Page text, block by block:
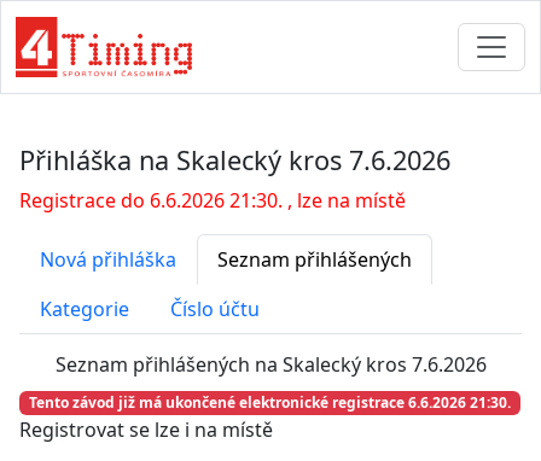
Přihláška na Skalecký kros 7.6.2026
Registrace do 6.6.2026 21:30. , lze na místě
Nová přihláška
Seznam přihlášených
Kategorie
Číslo účtu
Seznam přihlášených na Skalecký kros 7.6.2026
Tento závod již má ukončené elektronické registrace 6.6.2026 21:30.
Registrovat se lze i na místě